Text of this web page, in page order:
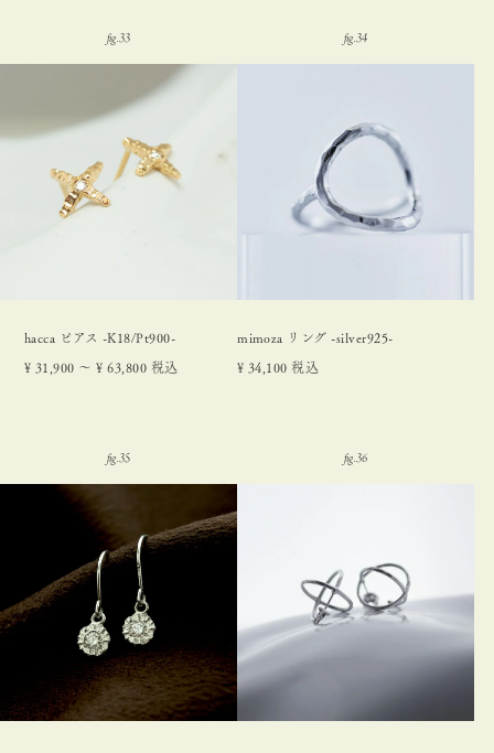
hacca ピアス -K18/Pt900-
¥ 31,900 〜 ¥ 63,800 税込
mimoza リング -silver925-
¥ 34,100 税込